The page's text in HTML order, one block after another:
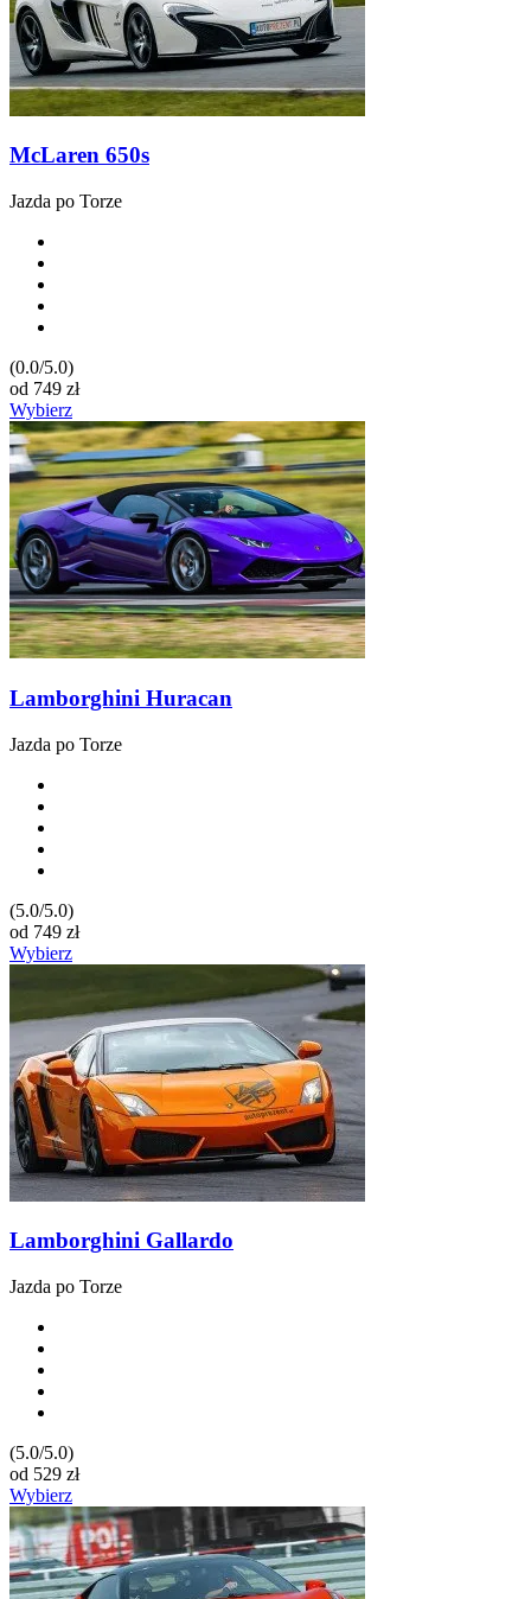
McLaren 650s
Jazda po Torze
(0.0/5.0)
od 749 zł
Wybierz
Lamborghini Huracan
Jazda po Torze
(5.0/5.0)
od 749 zł
Wybierz
Lamborghini Gallardo
Jazda po Torze
(5.0/5.0)
od 529 zł
Wybierz